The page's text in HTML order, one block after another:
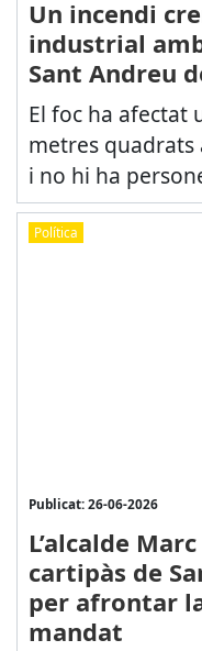
Un incendi
industrial
Sant Andreu
El foc ha afectat
metres
i no hi ha
Política
Publicat: 26-06-2026
L’alcalde
cartipàs de
per afrontar
mandat